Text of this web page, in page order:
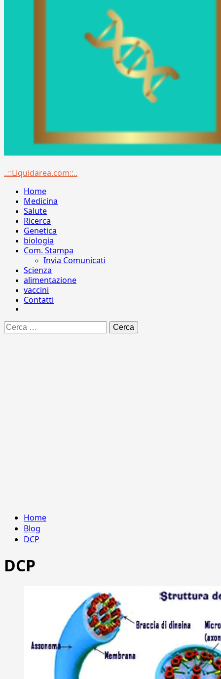
Menu
..::Liquidarea.com::..
Home
Medicina
Salute
Ricerca
Genetica
biologia
Com. Stampa
Invia Comunicati
Scienza
alimentazione
vaccini
Contatti
Ricerca
per:
Home
Blog
DCP
DCP